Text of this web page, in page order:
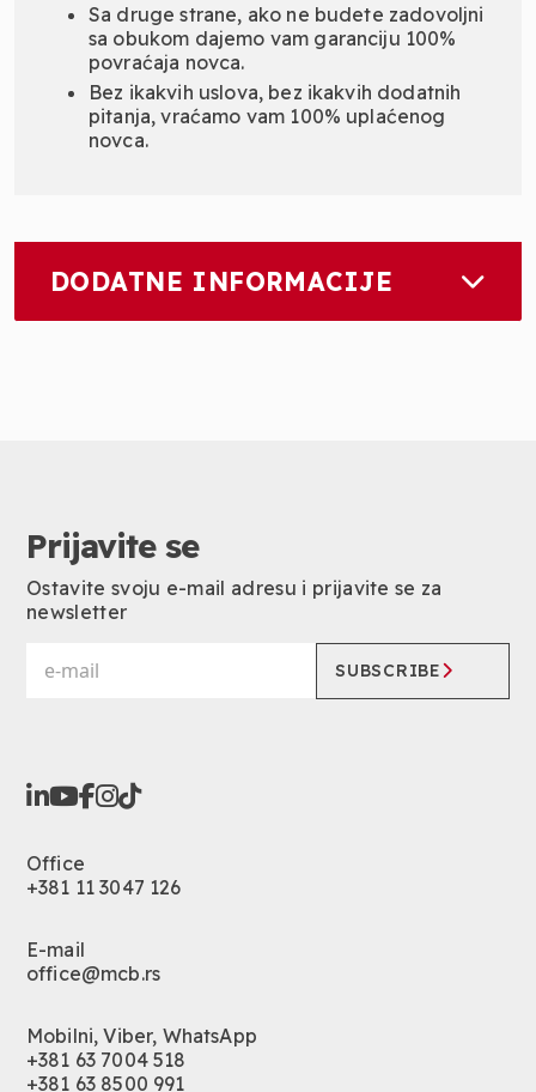
Sa druge strane, ako ne budete zadovoljni
sa obukom dajemo vam garanciju 100%
povraćaja novca.
Bez ikakvih uslova, bez ikakvih dodatnih
pitanja, vraćamo vam 100% uplaćenog
novca.
DODATNE INFORMACIJE
Prijavite se
Ostavite svoju e-mail adresu i prijavite se za
newsletter
SUBSCRIBE
Office
+381 11 3047 126
E-mail
office@mcb.rs
Mobilni, Viber, WhatsApp
+381 63 7004 518
+381 63 8500 991